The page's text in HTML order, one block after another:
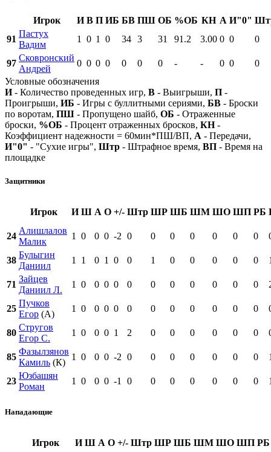
Игрок И В П ИБ БВ ПШ ОБ %ОБ КН А И"0"
91
Пастух
Вадим
1 0 1 0 34 3 31 91.2 3.00 0 0 0
97
Сковронский
Андрей
0 0 0 0 0 0 0 - - 0 0
0
Условные обозначения
И- Количество проведенных игр, В - Выигрыши, П -
Проигрыши, ИБ - Игры с буллитными сериями, БВ - Броски
по воротам, ПШ - Пропущено шайб, ОБ - Отраженные
броски, %ОБ - Процент отраженных бросков, КН-
Коэффициент надежности = 60мин*ПШ/ВП, А - Передачи,
И"0" - "Сухие игры", Штр - Штрафное время, ВП - Время на
площадке
Защитники
Игрок И Ш А О +/- Штр ШР ШБ ШМ ШО ШП РБ
24
Алишлалов
Малик
1 0 0 0 -2 0 0 0 0 0 0 0
38
Булыгин
Даниил
1 1 0 1 0 0 1 0 0 0 0 0
71
Зайцев
Даниил Л.
1 0 0 0 0 0 0 0 0 0 0 0
25
Пучков
Егор (А)
1 0 0 0 0 0 0 0 0 0 0 0
80
Стругов
Егор С.
1 0 0 0 1 2 0 0 0 0 0 0
85
Фазылзянов
Камиль (К)
1 0 0 0 -2 0 0 0 0 0 0 0
23
Юзбашян
Роман
1 0 0 0 -1 0 0 0 0 0 0 0
Нападающие
Игрок И Ш А О +/- Штр ШР ШБ ШМ ШО ШП РБ